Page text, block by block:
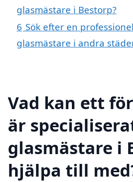
glasmästare i Bestorp?
6 Sök efter en
glasmästare i andra
Vad kan ett
är
glasmästare i
hjälpa till